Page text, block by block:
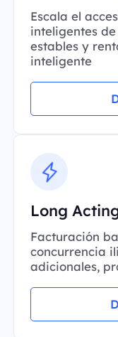
Escala el
inteligentes
estables y
inteligente
Long
Facturación
concurrencia
adicionales,